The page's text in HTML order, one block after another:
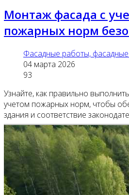
Монтаж фасада с
пожарных норм
Фасадные работы,
04 марта 2026
93
Узнайте, как правильно
учетом пожарных норм, чтобы
здания и соответствие